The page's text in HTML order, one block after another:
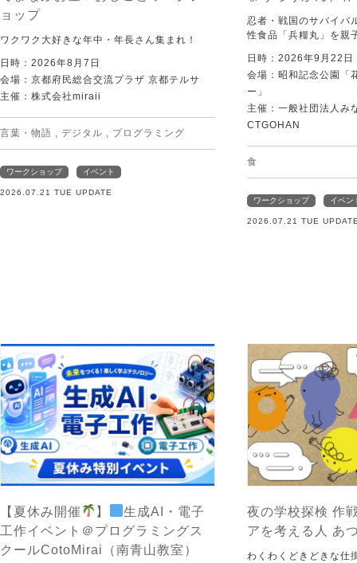
ョップ
ワクワク大好きな年中・年長さん集まれ！
日時：2026年8月7日
会場：京都府民総合交流プラザ 京都テルサ
主催：株式会社miraii
言葉・物語 デジタル プログラミング
ワークショップ イベント
2026.07.21 TUE UPDATE
忍者・戦国のサバイバ
性食品「兵糧丸」を親
日時：2026年9月22日
会場：昭和記念公園「
ー」
主催：一般社団法人み
CTGOHAN
食
ワークショップ イベン
2026.07.21 TUE
【夏休み開催 】
生成AI・電子
工作イベント＠プログラミングス
クールCotoMirai（南青山教室）
夜の学校探検 作
アを考える人 あ
わくわくどきどきな仕